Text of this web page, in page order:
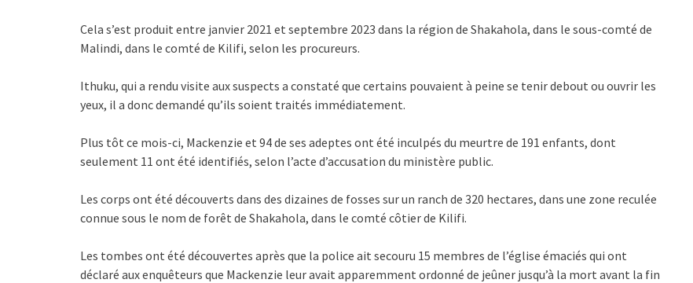
Cela s’est produit entre janvier 2021 et septembre 2023 dans la région de Shakahola, dans le sous-comté de
Malindi, dans le comté de Kilifi, selon les procureurs.
Ithuku, qui a rendu visite aux suspects a constaté que certains pouvaient à peine se tenir debout ou ouvrir les
yeux, il a donc demandé qu’ils soient traités immédiatement.
Plus tôt ce mois-ci, Mackenzie et 94 de ses adeptes ont été inculpés du meurtre de 191 enfants, dont
seulement 11 ont été identifiés, selon l’acte d’accusation du ministère public.
Les corps ont été découverts dans des dizaines de fosses sur un ranch de 320 hectares, dans une zone reculée
connue sous le nom de forêt de Shakahola, dans le comté côtier de Kilifi.
Les tombes ont été découvertes après que la police ait secouru 15 membres de l’église émaciés qui ont
déclaré aux enquêteurs que Mackenzie leur avait apparemment ordonné de jeûner jusqu’à la mort avant la fin